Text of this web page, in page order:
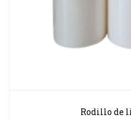
Rodillo de